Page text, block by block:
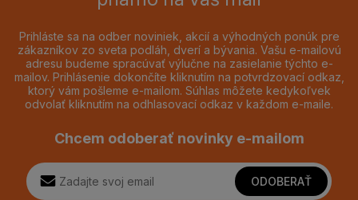
Prihláste sa na odber noviniek, akcií a výhodných ponúk pre
zákazníkov zo sveta podláh, dverí a bývania. Vašu e-mailovú
adresu budeme spracúvať výlučne na zasielanie týchto e-
mailov. Prihlásenie dokončíte kliknutím na potvrdzovací odkaz,
ktorý vám pošleme e-mailom. Súhlas môžete kedykoľvek
odvolať kliknutím na odhlasovací odkaz v každom e-maile.
Chcem odoberať novinky e-mailom
ODOBERAŤ